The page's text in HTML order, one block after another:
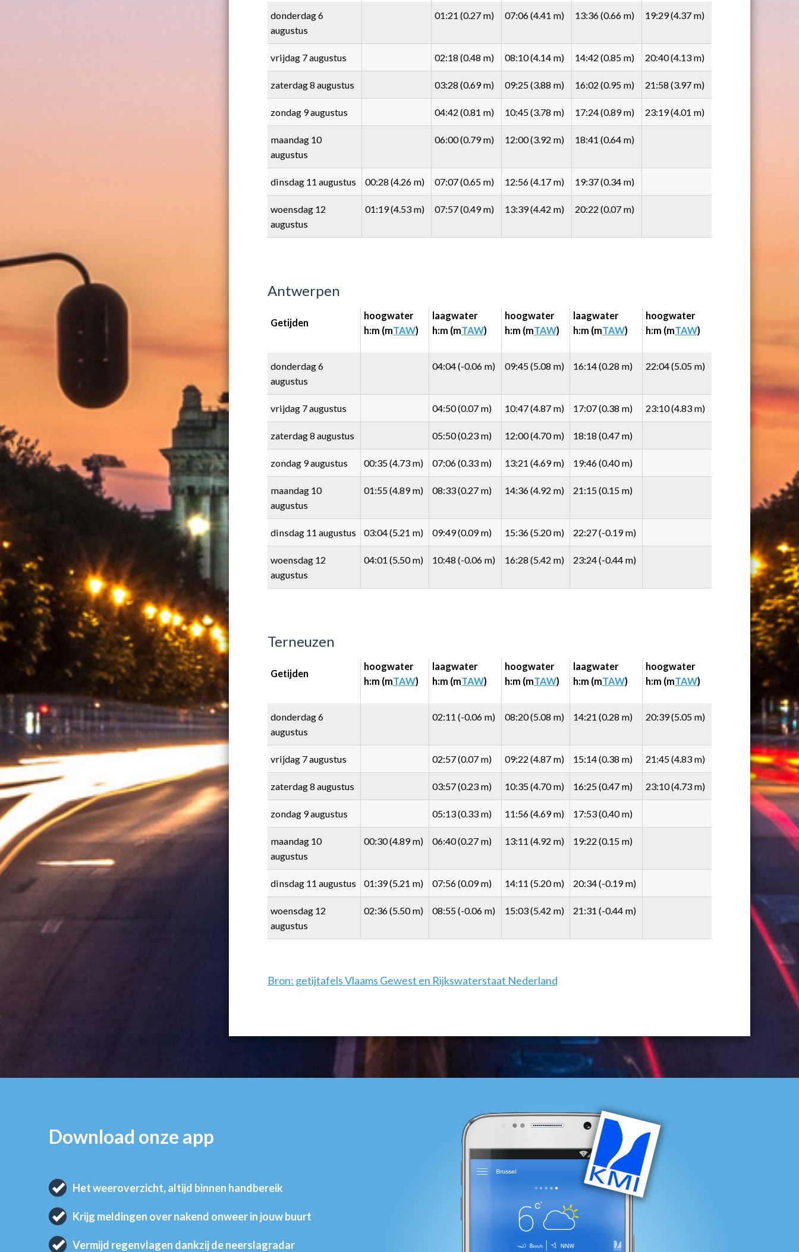
donderdag 6
augustus
01:21 (0.27 m) 07:06 (4.41 m) 13:36 (0.66 m) 19:29 (4.37 m)
vrijdag 7 augustus 02:18 (0.48 m) 08:10 (4.14 m) 14:42 (0.85 m) 20:40 (4.13 m)
zaterdag 8 augustus 03:28 (0.69 m) 09:25 (3.88 m) 16:02 (0.95 m) 21:58 (3.97 m)
zondag 9 augustus 04:42 (0.81 m) 10:45 (3.78 m) 17:24 (0.89 m) 23:19 (4.01 m)
maandag 10
augustus
06:00 (0.79 m) 12:00 (3.92 m) 18:41 (0.64 m)
dinsdag 11 augustus 00:28 (4.26 m) 07:07 (0.65 m) 12:56 (4.17 m) 19:37 (0.34 m)
woensdag 12
augustus
01:19 (4.53 m) 07:57 (0.49 m) 13:39 (4.42 m) 20:22 (0.07 m)
Antwerpen
Getijden
hoogwater
h:m (mTAW)
laagwater
h:m (mTAW)
hoogwater
h:m (mTAW)
laagwater
h:m (mTAW)
hoogwater
h:m (mTAW)
donderdag 6
augustus
04:04 (-0.06 m) 09:45 (5.08 m) 16:14 (0.28 m) 22:04 (5.05 m)
vrijdag 7 augustus 04:50 (0.07 m) 10:47 (4.87 m) 17:07 (0.38 m) 23:10 (4.83 m)
zaterdag 8 augustus 05:50 (0.23 m) 12:00 (4.70 m) 18:18 (0.47 m)
zondag 9 augustus 00:35 (4.73 m) 07:06 (0.33 m) 13:21 (4.69 m) 19:46 (0.40 m)
maandag 10
augustus
01:55 (4.89 m) 08:33 (0.27 m) 14:36 (4.92 m) 21:15 (0.15 m)
dinsdag 11 augustus 03:04 (5.21 m) 09:49 (0.09 m) 15:36 (5.20 m) 22:27 (-0.19 m)
woensdag 12
augustus
04:01 (5.50 m) 10:48 (-0.06 m) 16:28 (5.42 m) 23:24 (-0.44 m)
Terneuzen
Getijden
hoogwater
h:m (mTAW)
laagwater
h:m (mTAW)
hoogwater
h:m (mTAW)
laagwater
h:m (mTAW)
hoogwater
h:m (mTAW)
donderdag 6
augustus
02:11 (-0.06 m) 08:20 (5.08 m) 14:21 (0.28 m) 20:39 (5.05 m)
vrijdag 7 augustus 02:57 (0.07 m) 09:22 (4.87 m) 15:14 (0.38 m) 21:45 (4.83 m)
zaterdag 8 augustus 03:57 (0.23 m) 10:35 (4.70 m) 16:25 (0.47 m) 23:10 (4.73 m)
zondag 9 augustus 05:13 (0.33 m) 11:56 (4.69 m) 17:53 (0.40 m)
maandag 10
augustus
00:30 (4.89 m) 06:40 (0.27 m) 13:11 (4.92 m) 19:22 (0.15 m)
dinsdag 11 augustus 01:39 (5.21 m) 07:56 (0.09 m) 14:11 (5.20 m) 20:34 (-0.19 m)
woensdag 12
augustus
02:36 (5.50 m) 08:55 (-0.06 m) 15:03 (5.42 m) 21:31 (-0.44 m)
Bron: getijtafels Vlaams Gewest en Rijkswaterstaat Nederland
Download onze app
Het weeroverzicht, altijd binnen handbereik
Krijg meldingen over nakend onweer in jouw buurt
Vermijd regenvlagen dankzij de neerslagradar